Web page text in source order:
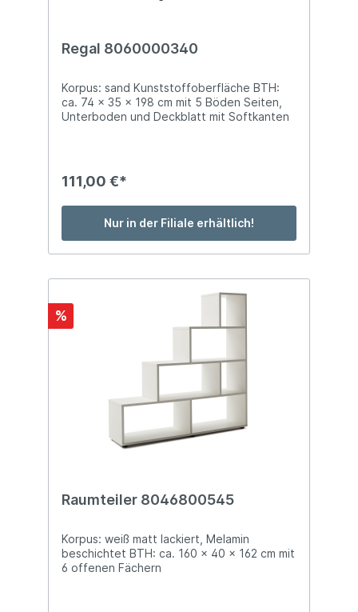
Regal 8060000340
Korpus: sand Kunststoffoberfläche BTH:
ca. 74 x 35 x 198 cm mit 5 Böden Seiten,
Unterboden und Deckblatt mit Softkanten
111,00 €*
Nur in der Filiale erhältlich!
%
Raumteiler 8046800545
Korpus: weiß matt lackiert, Melamin
beschichtet BTH: ca. 160 x 40 x 162 cm mit
6 offenen Fächern